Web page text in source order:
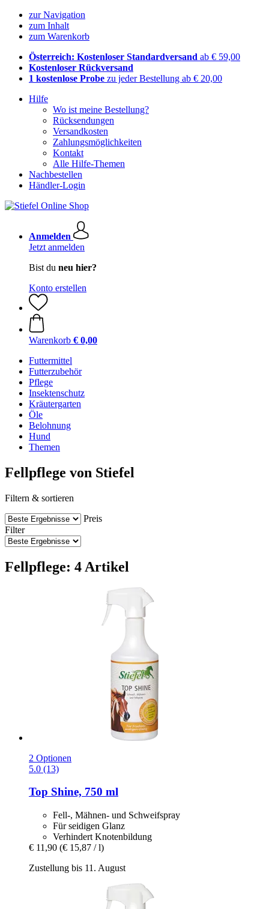
zur Navigation
zum Inhalt
zum Warenkorb
Österreich: Kostenloser Standardversand ab € 59,00
Kostenloser Rückversand
1 kostenlose Probe zu jeder Bestellung ab € 20,00
Hilfe
Wo ist meine Bestellung?
Rücksendungen
Versandkosten
Zahlungsmöglichkeiten
Kontakt
Alle Hilfe-Themen
Nachbestellen
Händler-Login
Anmelden
Jetzt anmelden
Bist du neu hier?
Konto erstellen
Warenkorb € 0,00
Futtermittel
Futterzubehör
Pflege
Insektenschutz
Kräutergarten
Öle
Belohnung
Hund
Themen
Fellpflege von Stiefel
Filtern & sortieren
Preis
Filter
Fellpflege: 4 Artikel
2 Optionen
5.0 (13)
Top Shine, 750 ml
Fell-, Mähnen- und Schweifspray
Für seidigen Glanz
Verhindert Knotenbildung
€ 11,90 (€ 15,87 / l)
Zustellung bis 11. August